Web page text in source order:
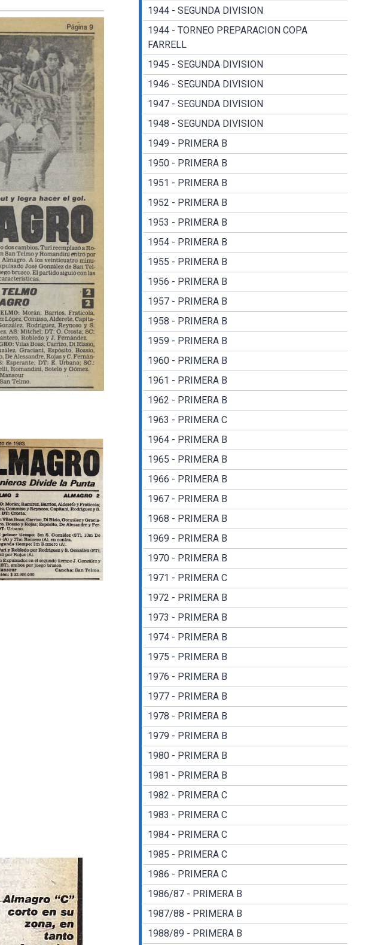
1944 - SEGUNDA DIVISION
1944 - TORNEO PREPARACION COPA
FARRELL
1945 - SEGUNDA DIVISION
1946 - SEGUNDA DIVISION
1947 - SEGUNDA DIVISION
1948 - SEGUNDA DIVISION
1949 - PRIMERA B
1950 - PRIMERA B
1951 - PRIMERA B
1952 - PRIMERA B
1953 - PRIMERA B
1954 - PRIMERA B
1955 - PRIMERA B
1956 - PRIMERA B
1957 - PRIMERA B
1958 - PRIMERA B
1959 - PRIMERA B
1960 - PRIMERA B
1961 - PRIMERA B
1962 - PRIMERA B
1963 - PRIMERA C
1964 - PRIMERA B
1965 - PRIMERA B
1966 - PRIMERA B
1967 - PRIMERA B
1968 - PRIMERA B
1969 - PRIMERA B
1970 - PRIMERA B
1971 - PRIMERA C
1972 - PRIMERA B
1973 - PRIMERA B
1974 - PRIMERA B
1975 - PRIMERA B
1976 - PRIMERA B
1977 - PRIMERA B
1978 - PRIMERA B
1979 - PRIMERA B
1980 - PRIMERA B
1981 - PRIMERA B
1982 - PRIMERA C
1983 - PRIMERA C
1984 - PRIMERA C
1985 - PRIMERA C
1986 - PRIMERA C
1986/87 - PRIMERA B
1987/88 - PRIMERA B
1988/89 - PRIMERA B